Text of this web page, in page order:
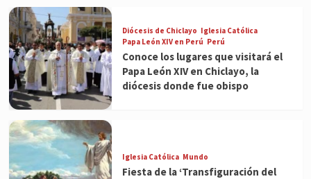
Diócesis de Chiclayo Iglesia Católica
Papa León XIV en Perú Perú
Conoce los lugares que visitará el
Papa León XIV en Chiclayo, la
diócesis donde fue obispo
Iglesia Católica Mundo
Fiesta de la ‘Transfiguración del